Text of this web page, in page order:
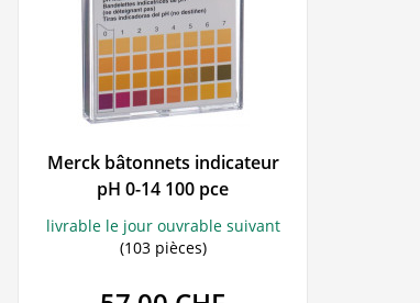
Merck bâtonnets indicateur
pH 0-14 100 pce
livrable le jour ouvrable suivant
(103 pièces)